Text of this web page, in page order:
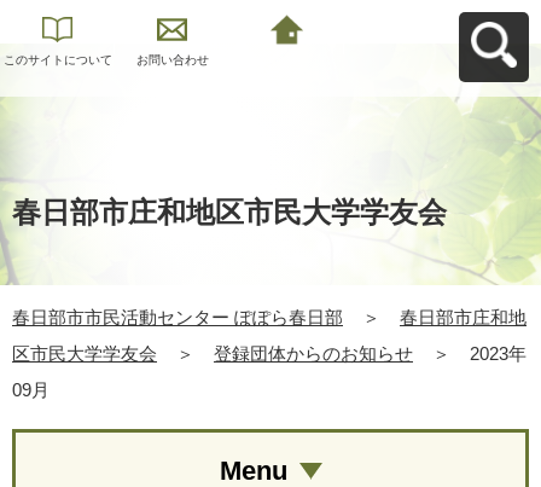
このサイトについて お問い合わせ
春日部市庄和地区市民大学学友会
春日部市市民活動センター ぽぽら春日部 ＞
春日部市庄和地
区市民大学学友会
＞ 登録団体からのお知らせ ＞
2023年
09月
Menu